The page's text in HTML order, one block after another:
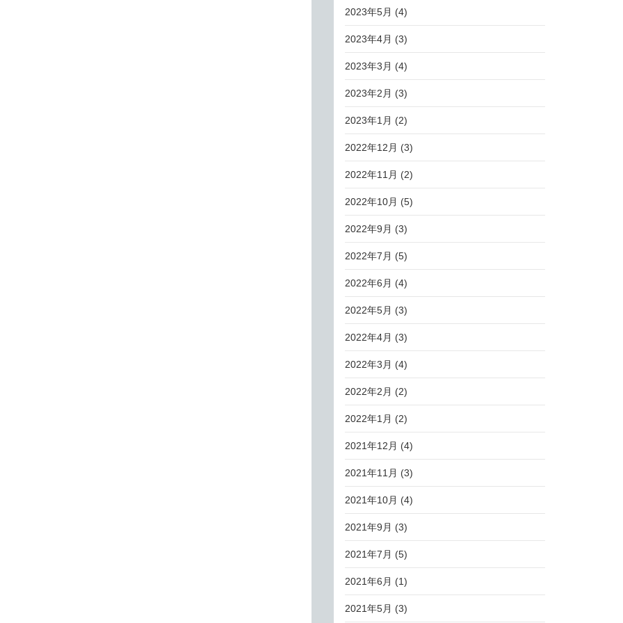
2023年5月 (4)
2023年4月 (3)
2023年3月 (4)
2023年2月 (3)
2023年1月 (2)
2022年12月 (3)
2022年11月 (2)
2022年10月 (5)
2022年9月 (3)
2022年7月 (5)
2022年6月 (4)
2022年5月 (3)
2022年4月 (3)
2022年3月 (4)
2022年2月 (2)
2022年1月 (2)
2021年12月 (4)
2021年11月 (3)
2021年10月 (4)
2021年9月 (3)
2021年7月 (5)
2021年6月 (1)
2021年5月 (3)